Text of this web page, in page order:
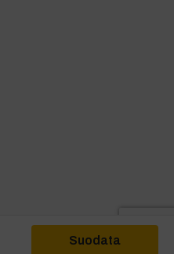
Suodata
Evästeasetukset.